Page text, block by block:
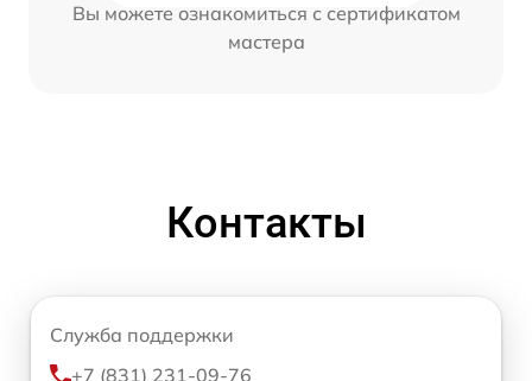
Вы можете ознакомиться с сертификатом
мастера
Контакты
Служба поддержки
+7 (831) 231-09-76